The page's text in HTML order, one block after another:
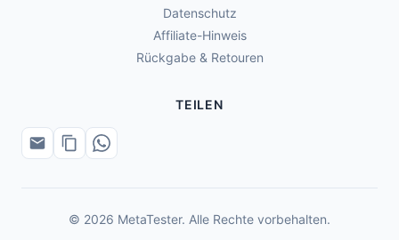
Datenschutz
Affiliate-Hinweis
Rückgabe & Retouren
TEILEN
© 2026 MetaTester. Alle Rechte vorbehalten.